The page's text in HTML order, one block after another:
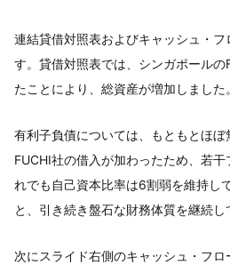
連結貸借対照表およびキャッシュ・フ
す。貸借対照表では、シンガポールの
たことにより、総資産が増加しました。
有利子負債については、もともとほぼ
FUCHI社の借入が加わったため、若
れでも自己資本比率は6割弱を維持し
と、引き続き盤石な財務体質を継続し
次にスライド右側のキャッシュ・フ